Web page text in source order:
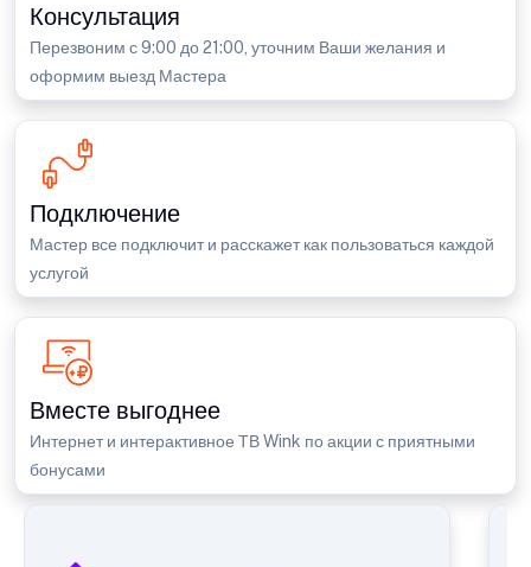
Консультация
Перезвоним с 9:00 до 21:00, уточним Ваши желания и
оформим выезд Мастера
Подключение
Мастер все подключит и расскажет как пользоваться каждой
услугой
Вместе выгоднее
Интернет и интерактивное ТВ Wink по акции с приятными
бонусами